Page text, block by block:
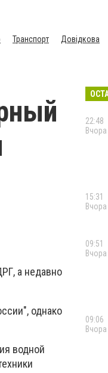
Транспорт Довідкова
а недавно
однако
водной
22:48
Вчора
15:31
Вчора
09:51
Вчора
09:06
Вчора